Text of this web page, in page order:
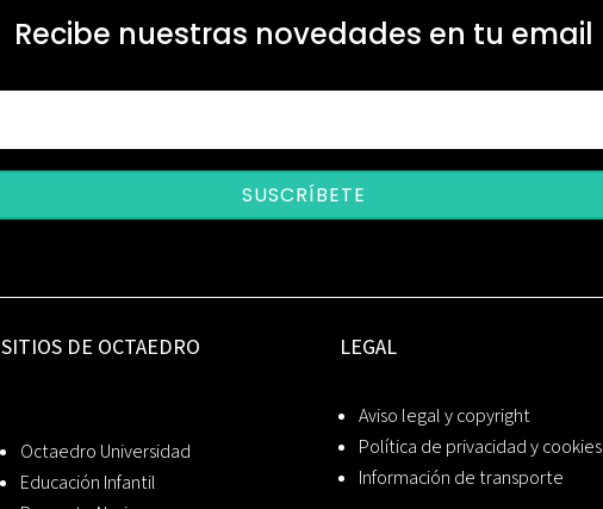
Recibe nuestras novedades en tu email
SUSCRÍBETE
SITIOS DE OCTAEDRO
Octaedro Universidad
Educación Infantil
LEGAL
Aviso legal y copyright
Política de privacidad y cookies
Información de transporte